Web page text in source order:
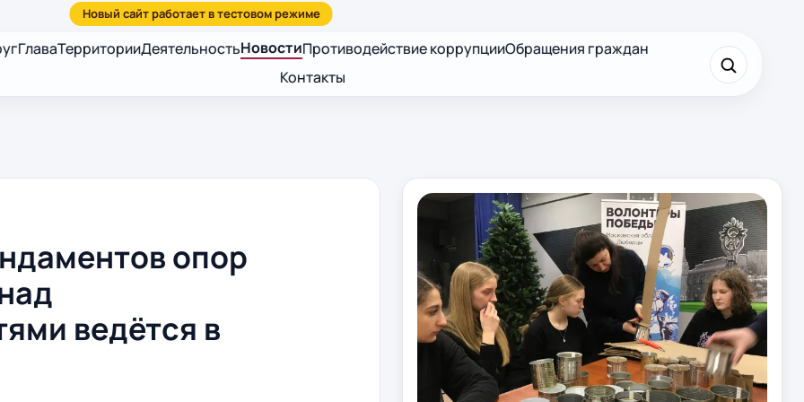
ГлаваТерриторииДеятельностьНовостиПротиводействие коррупцииОбращения граждан
Контакты
опор
ведётся в